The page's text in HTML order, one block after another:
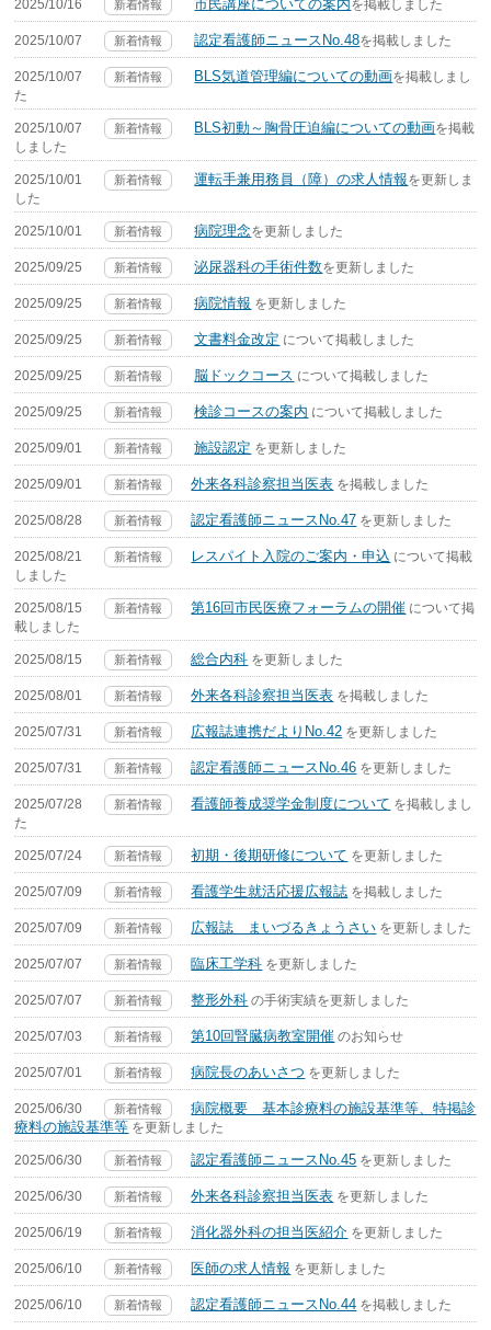
2025/10/16 新着情報 市民講座についての案内 を掲載しました
2025/10/07 新着情報 認定看護師ニュースNo.48を掲載しました
2025/10/07 新着情報 BLS気道管理編についての動画を掲載しまし
た
2025/10/07 新着情報 BLS初動～胸骨圧迫編についての動画を掲載
しました
2025/10/01 新着情報 運転手兼用務員（障）の求人情報を更新しま
した
2025/10/01 新着情報 病院理念を更新しました
2025/09/25 新着情報 泌尿器科の手術件数を更新しました
2025/09/25 新着情報 病院情報 を更新しました
2025/09/25 新着情報 文書料金改定 について掲載しました
2025/09/25 新着情報 脳ドックコース について掲載しました
2025/09/25 新着情報 検診コースの案内 について掲載しました
2025/09/01 新着情報 施設認定 を更新しました
2025/09/01 新着情報 外来各科診察担当医表 を掲載しました
2025/08/28 新着情報 認定看護師ニュースNo.47 を更新しました
2025/08/21 新着情報 レスパイト入院のご案内・申込 について掲載
しました
2025/08/15 新着情報 第16回市民医療フォーラムの開催 について掲
載しました
2025/08/15 新着情報 総合内科 を更新しました
2025/08/01 新着情報 外来各科診察担当医表 を掲載しました
2025/07/31 新着情報 広報誌連携だよりNo.42 を更新しました
2025/07/31 新着情報 認定看護師ニュースNo.46 を更新しました
2025/07/28 新着情報 看護師養成奨学金制度について を掲載しまし
た
2025/07/24 新着情報 初期・後期研修について を更新しました
2025/07/09 新着情報 看護学生就活応援広報誌 を掲載しました
2025/07/09 新着情報 広報誌 まいづるきょうさい を更新しました
2025/07/07 新着情報 臨床工学科 を更新しました
2025/07/07 新着情報 整形外科 の手術実績を更新しました
2025/07/03 新着情報 第10回腎臓病教室開催 のお知らせ
2025/07/01 新着情報 病院長のあいさつ を更新しました
2025/06/30 新着情報
病院概要 基本診療料の施設基準等、特掲診
療料の施設基準等 を更新しました
2025/06/30 新着情報 認定看護師ニュースNo.45 を更新しました
2025/06/30 新着情報 外来各科診察担当医表 を更新しました
2025/06/19 新着情報 消化器外科の担当医紹介 を更新しました
2025/06/10 新着情報 医師の求人情報 を更新しました
2025/06/10 新着情報 認定看護師ニュースNo.44 を掲載しました